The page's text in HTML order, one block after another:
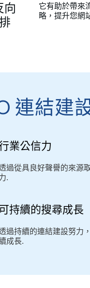
向
它有助於帶來
略，提升您網
連結建
業公信力
過從具良好聲譽的來源
.
持續的搜尋成長
過持續的連結建設努力
成長.